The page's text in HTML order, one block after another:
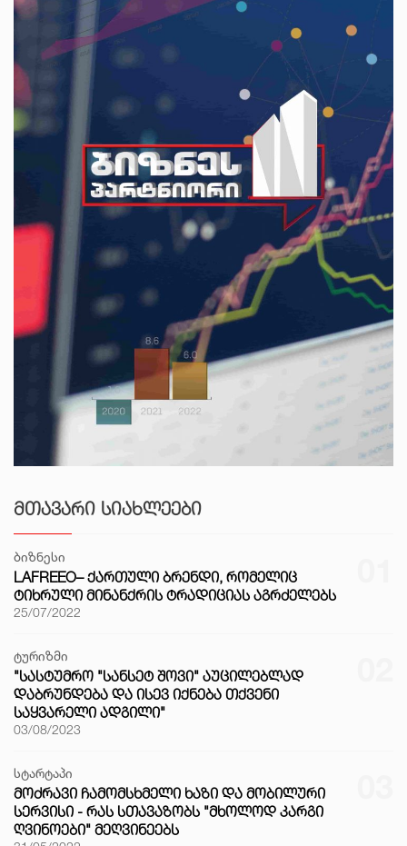
ᲛᲗᲐᲕᲐᲠᲘ ᲡᲘᲐᲮᲚᲔᲔᲑᲘ
ბიზნესი
LAFREEO– ᲥᲐᲠᲗᲣᲚᲘ ᲑᲠᲔᲜᲓᲘ, ᲠᲝᲛᲔᲚᲘᲪ
ᲢᲘᲮᲠᲣᲚᲘ ᲛᲘᲜᲐᲜᲥᲠᲘᲡ ᲢᲠᲐᲓᲘᲪᲘᲐᲡ ᲐᲒᲠᲫᲔᲚᲔᲑᲡ
25/07/2022
ტურიზმი
"ᲡᲐᲡᲢᲣᲛᲠᲝ "ᲡᲐᲜᲡᲔᲢ ᲨᲝᲕᲘ" ᲐᲣᲪᲘᲚᲔᲑᲚᲐᲓ
ᲓᲐᲑᲠᲣᲜᲓᲔᲑᲐ ᲓᲐ ᲘᲡᲔᲕ ᲘᲥᲜᲔᲑᲐ ᲗᲥᲕᲔᲜᲘ
ᲡᲐᲧᲕᲐᲠᲔᲚᲘ ᲐᲓᲒᲘᲚᲘ"
03/08/2023
სტარტაპი
ᲛᲝᲫᲠᲐᲕᲘ ᲩᲐᲛᲝᲛᲡᲮᲛᲔᲚᲘ ᲮᲐᲖᲘ ᲓᲐ ᲛᲝᲑᲘᲚᲣᲠᲘ
ᲡᲔᲠᲕᲘᲡᲘ - ᲠᲐᲡ ᲡᲗᲐᲕᲐᲖᲝᲑᲡ "ᲛᲮᲝᲚᲝᲓ ᲙᲐᲠᲒᲘ
ᲦᲕᲘᲜᲝᲔᲑᲘ" ᲛᲔᲦᲕᲘᲜᲔᲔᲑᲡ